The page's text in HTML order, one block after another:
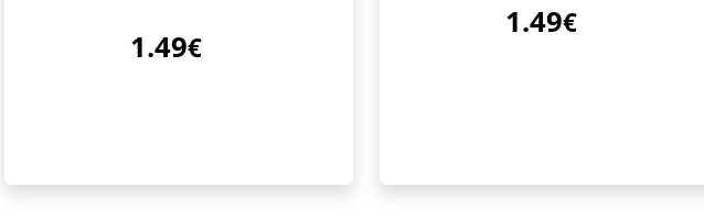
1.49€
1.49€